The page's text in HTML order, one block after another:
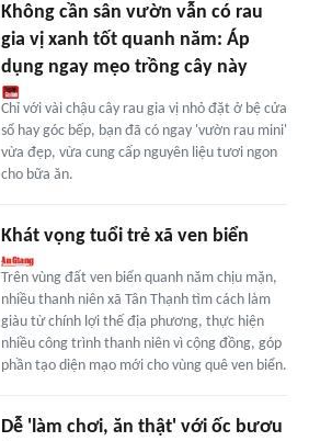
Không cần sân vườn vẫn có rau
gia vị xanh tốt quanh năm: Áp
dụng ngay mẹo trồng cây này
Chỉ với vài chậu cây rau gia vị nhỏ đặt ở bệ cửa
sổ hay góc bếp, bạn đã có ngay 'vườn rau mini'
vừa đẹp, vừa cung cấp nguyên liệu tươi ngon
cho bữa ăn.
Khát vọng tuổi trẻ xã ven biển
Trên vùng đất ven biển quanh năm chịu mặn,
nhiều thanh niên xã Tân Thạnh tìm cách làm
giàu từ chính lợi thế địa phương, thực hiện
nhiều công trình thanh niên vì cộng đồng, góp
phần tạo diện mạo mới cho vùng quê ven biển.
Dễ 'làm chơi, ăn thật' với ốc bươu